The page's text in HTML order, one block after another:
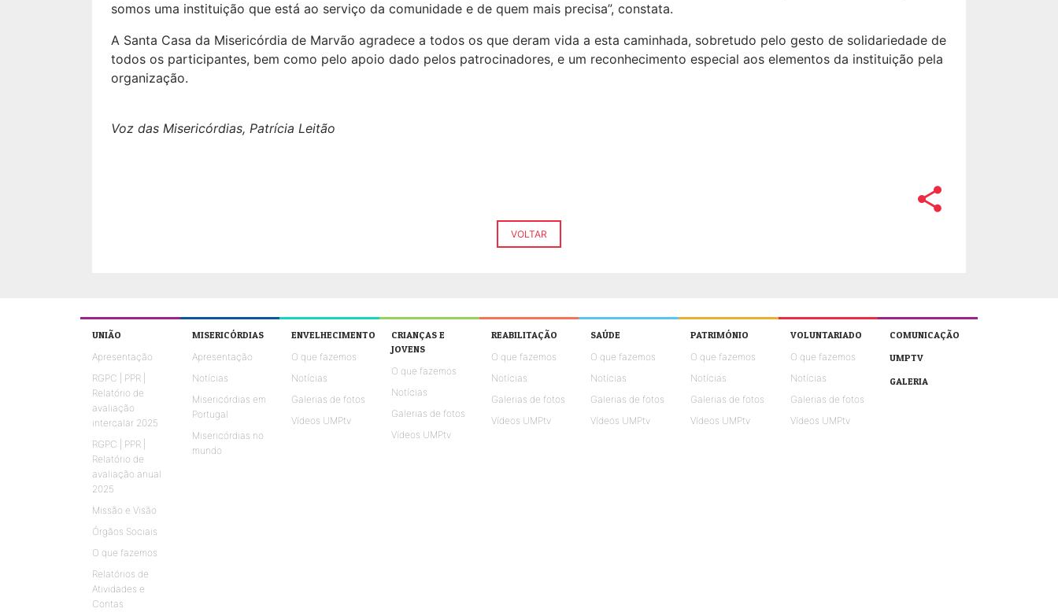
somos uma instituição que está ao serviço da comunidade e de quem mais precisa”, constata.
A Santa Casa da Misericórdia de Marvão agradece a todos os que deram vida a esta caminhada, sobretudo pelo gesto de solidariedade de
todos os participantes, bem como pelo apoio dado pelos patrocinadores, e um reconhecimento especial aos elementos da instituição pela
organização.
Voz das Misericórdias, Patrícia Leitão
share
VOLTAR
UNIÃO
Apresentação
RGPC | PPR |
Relatório de
avaliação
intercalar 2025
RGPC | PPR |
Relatório de
avaliação anual
2025
Missão e Visão
Órgãos Sociais
O que fazemos
Relatórios de
Atividades e
Contas
MISERICÓRDIAS
Apresentação
Notícias
Misericórdias em
Portugal
Misericórdias no
mundo
ENVELHECIMENTO
O que fazemos
Notícias
Galerias de fotos
Vídeos UMPtv
CRIANÇAS E
JOVENS
O que fazemos
Notícias
Galerias de fotos
Vídeos UMPtv
REABILITAÇÃO
O que fazemos
Notícias
Galerias de fotos
Vídeos UMPtv
SAÚDE
O que fazemos
Notícias
Galerias de fotos
Vídeos UMPtv
PATRIMÓNIO
O que fazemos
Notícias
Galerias de fotos
Vídeos UMPtv
VOLUNTARIADO
O que fazemos
Notícias
Galerias de fotos
Vídeos UMPtv
COMUNICAÇÃO
UMPTV
GALERIA